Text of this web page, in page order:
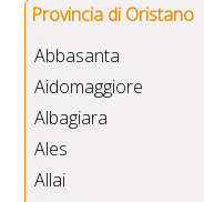
Provincia di Oristano
Abbasanta
Aidomaggiore
Albagiara
Ales
Allai